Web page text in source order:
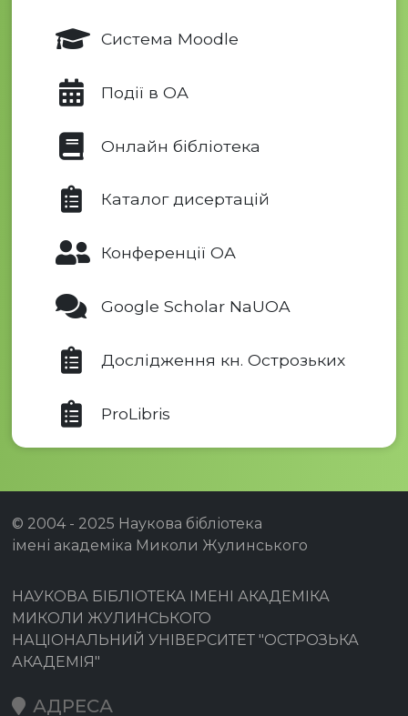
Система Moodle
Події в ОА
Онлайн бібліотека
Каталог дисертацій
Конференції ОА
Google Scholar NaUOA
Дослідження кн. Острозьких
ProLibris
НАУКОВА БІБЛІОТЕКА ІМЕНІ АКАДЕМІКА
МИКОЛИ ЖУЛИНСЬКОГО
НАЦІОНАЛЬНИЙ УНІВЕРСИТЕТ "ОСТРОЗЬКА
АКАДЕМІЯ"
© 2004 - 2025 Наукова бібліотека
імені академіка Миколи Жулинського
АДРЕСА